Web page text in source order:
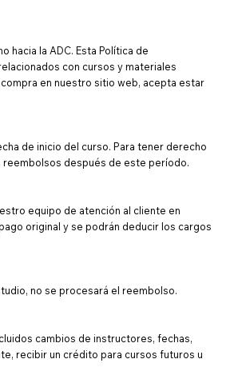
hacia la ADC. Esta Política de
con cursos y materiales
compra en nuestro sitio web, acepta estar
de inicio del curso. Para tener derecho
después de este período.
equipo de atención al cliente en
original y se podrán deducir los cargos
no se procesará el reembolso.
cambios de instructores, fechas,
recibir un crédito para cursos futuros u